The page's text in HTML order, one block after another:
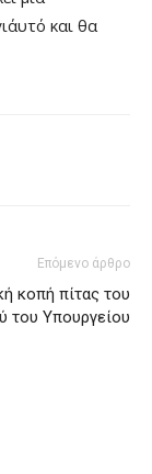
και θα
Επόμενο άρθρο
κοπή πίτας του
του Υπουργείου